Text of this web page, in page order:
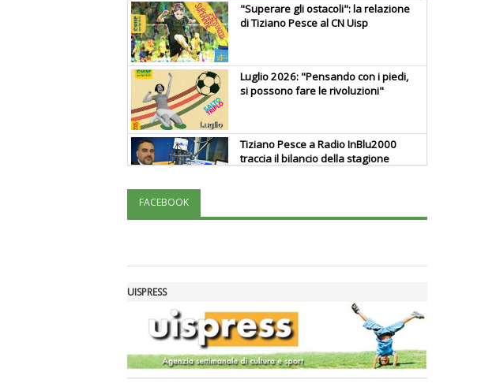
"Superare gli ostacoli": la relazione
di Tiziano Pesce al CN Uisp
Luglio 2026: "Pensando con i piedi,
si possono fare le rivoluzioni"
Tiziano Pesce a Radio InBlu2000
traccia il bilancio della stagione
Tiziano Pesce nel Cda di
Fondazione Terzjus: prima riunione
a Roma
FACEBOOK
UISPRESS